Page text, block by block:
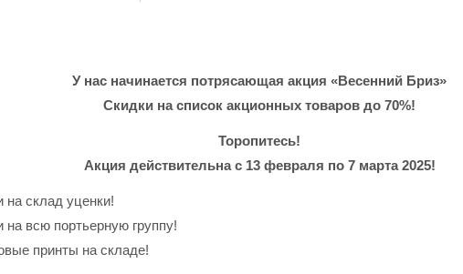
У нас начинается потрясающая акция «Весенний Бриз»
Скидки на список акционных товаров до 70%!
Торопитесь!
Акция действительна с 13 февраля по 7 марта 2025!
на склад уценки!
на всю портьерную группу!
принты на складе!